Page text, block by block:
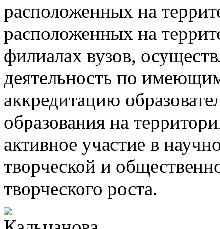
расположенных на
расположенных на
филиалах вузов,
деятельность по
аккредитацию
образования на
активное участие в
творческой и
творческого роста.